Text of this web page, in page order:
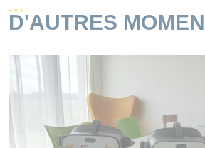
D'AUTRES